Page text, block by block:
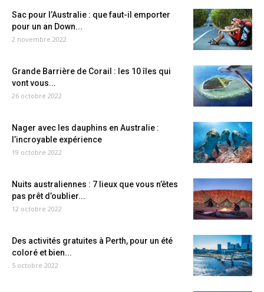
Sac pour l’Australie : que faut-il emporter
pour un an Down...
2 novembre 2022
Grande Barrière de Corail : les 10 îles qui
vont vous...
26 octobre 2022
Nager avec les dauphins en Australie :
l’incroyable expérience
19 octobre 2022
Nuits australiennes : 7 lieux que vous n’êtes
pas prêt d’oublier...
12 octobre 2022
Des activités gratuites à Perth, pour un été
coloré et bien...
5 octobre 2022